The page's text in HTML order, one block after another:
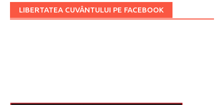
LIBERTATEA CUVÂNTULUI PE FACEBOOK